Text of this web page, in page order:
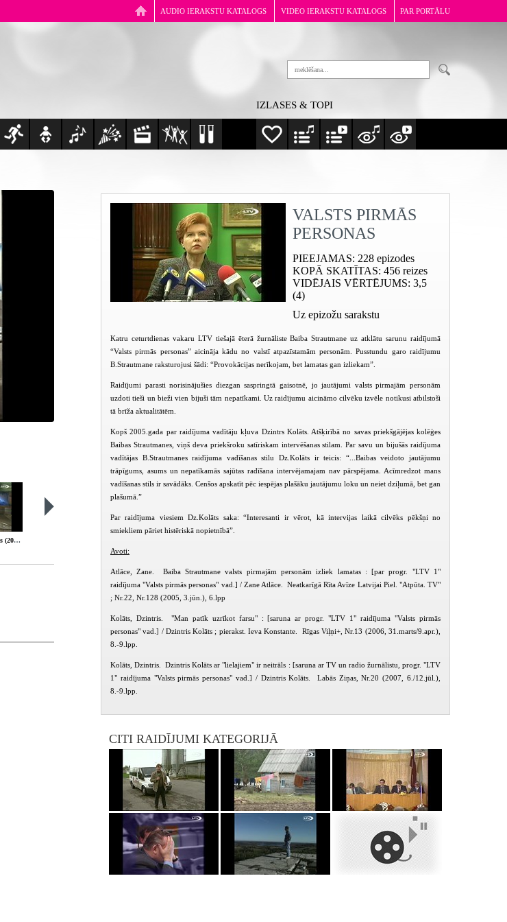
AUDIO IERAKSTU KATALOGS VIDEO IERAKSTU KATALOGS PAR PORTĀLU
IZLASES & TOPI
Valsts pirmās personas (2008-11-20)
VALSTS PIRMĀS
PERSONAS
PIEEJAMAS: 228 epizodes
KOPĀ SKATĪTAS: 456 reizes
VIDĒJAIS VĒRTĒJUMS: 3,5
(4)
Uz epizožu sarakstu
Katru ceturtdienas vakaru LTV tiešajā ēterā žurnāliste Baiba Strautmane uz atklātu sarunu raidījumā
“Valsts pirmās personas” aicināja kādu no valstī atpazīstamām personām. Pusstundu garo raidījumu
B.Strautmane raksturojusi šādi: “Provokācijas nerīkojam, bet lamatas gan izliekam”.
Raidījumi parasti norisinājušies diezgan saspringtā gaisotnē, jo jautājumi valsts pirmajām personām
uzdoti tieši un bieži vien bijuši tām nepatīkami. Uz raidījumu aicināmo cilvēku izvēle notikusi atbilstoši
tā brīža aktualitātēm.
Kopš 2005.gada par raidījuma vadītāju kļuva Dzintrs Kolāts. Atšķirībā no savas priekšgājējas kolēģes
Baibas Strautmanes, viņš deva priekšroku satīriskam intervēšanas stilam.Par savu un bijušās raidījuma
vadītājas B.Strautmanes raidījuma vadīšanas stilu Dz.Kolāts ir teicis: “...Baibas veidoto jautājumu
trāpīgums, asums un nepatīkamās sajūtas radīšana intervējamajam nav pārspējama. Acīmredzot mans
vadīšanas stils ir savādāks. Cenšos apskatīt pēc iespējas plašāku jautājumu loku un neiet dziļumā, bet gan
plašumā.”
Par raidījuma viesiem Dz.Kolāts saka: “Interesanti ir vērot, kā intervijas laikā cilvēks pēkšņi no
smiekliem pāriet histēriskā nopietnībā”.
Avoti:
Atlāce, Zane. Baiba Strautmane valsts pirmajām personām izliek lamatas : [par progr. "LTV 1"
raidījuma "Valsts pirmās personas" vad.] / Zane Atlāce. Neatkarīgā Rīta Avīze Latvijai Piel. "Atpūta. TV"
; Nr.22, Nr.128 (2005, 3.jūn.), 6.lpp
Kolāts, Dzintris. "Man patīk uzrīkot farsu" : [saruna ar progr. "LTV 1" raidījuma "Valsts pirmās
personas" vad.] / Dzintris Kolāts ; pierakst. Ieva Konstante. Rīgas Viļņi+, Nr.13 (2006, 31.marts/9.apr.),
8.-9.lpp.
Kolāts, Dzintris. Dzintris Kolāts ar "lielajiem" ir neitrāls : [saruna ar TV un radio žurnālistu, progr. "LTV
1" raidījuma "Valsts pirmās personas" vad.] / Dzintris Kolāts. Labās Ziņas, Nr.20 (2007, 6./12.jūl.),
8.-9.lpp.
CITI RAIDĪJUMI KATEGORIJĀ